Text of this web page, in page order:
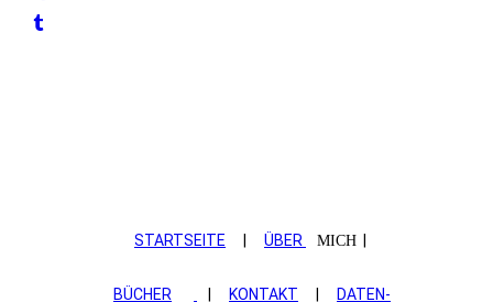
STARTSEITE ÜBER MICH
BÜCHER KONTAKT DATEN­